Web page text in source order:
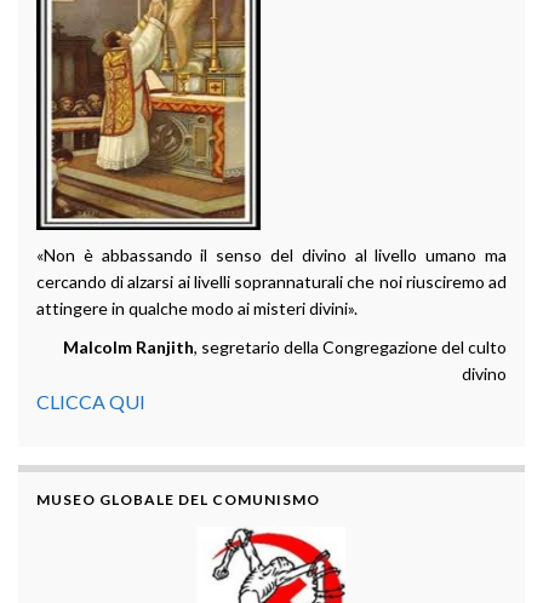
«Non è abbassando il senso del divino al livello umano ma
cercando di alzarsi ai livelli soprannaturali che noi riusciremo ad
attingere in qualche modo ai misteri divini».
Malcolm Ranjith, segretario della Congregazione del culto
divino
CLICCA QUI
MUSEO GLOBALE DEL COMUNISMO